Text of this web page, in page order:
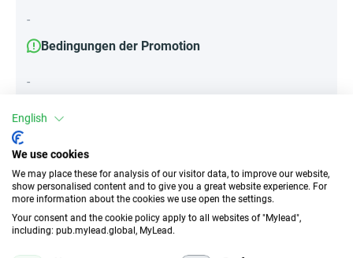
-
Bedingungen der Promotion
-
Attribute
||Geräte||
Mobile Geräte
Desktop Tablet
English
We use cookies
We may place these for analysis of our visitor data, to improve our website,
show personalised content and to give you a great website experience. For
more information about the cookies we use open the settings.
Your consent and the cookie policy apply to all websites of "Mylead",
including: pub.mylead.global, MyLead.